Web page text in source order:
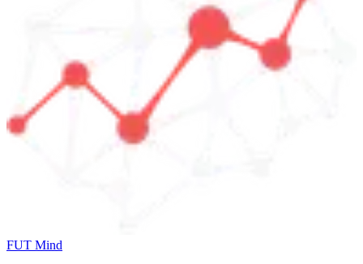
FUT Mind